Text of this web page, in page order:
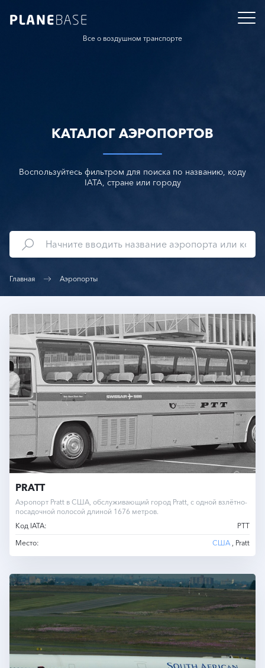
Все о воздушном транспорте
КАТАЛОГ АЭРОПОРТОВ
Воспользуйтесь фильтром для поиска по названию, коду
IATA, стране или городу
Главная Аэропорты
PRATT
Аэропорт Pratt в США, обслуживающий город Pratt, с одной взлётно-
посадочной полосой длиной 1676 метров.
Код IATA:
PTT
Место:
США , Pratt